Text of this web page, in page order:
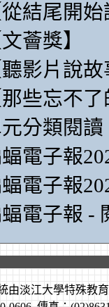
從結尾開
文薈獎】
聽影片說
那些忘不
分類閱讀
電子報
電子報
電子報 -
由淡江大學特殊教